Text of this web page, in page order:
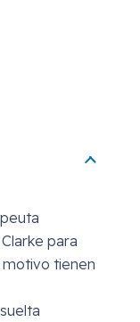
para
motivo tienen